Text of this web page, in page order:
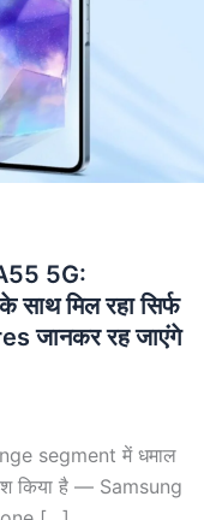
5G:
मिल रहा सिर्फ
जानकर रह जाएंगे
segment में धमाल
किया है — Samsung